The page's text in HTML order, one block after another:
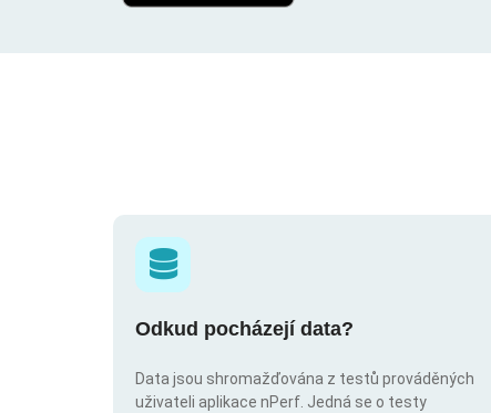
Odkud pocházejí data?
Data jsou shromažďována z testů prováděných
uživateli aplikace nPerf. Jedná se o testy